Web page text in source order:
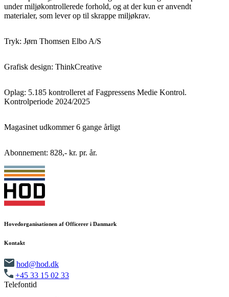
under miljøkontrollerede forhold, og at der kun er anvendt
materialer, som lever op til skrappe miljøkrav.
Tryk: Jørn Thomsen Elbo A/S
Grafisk design: ThinkCreative
Oplag: 5.185 kontrolleret af Fagpressens Medie Kontrol.
Kontrolperiode 2024/2025
Magasinet udkommer 6 gange årligt
Abonnement: 828,- kr. pr. år.
Hovedorganisationen af Officerer i Danmark
Kontakt
hod@hod.dk
+45 33 15 02 33
Telefontid